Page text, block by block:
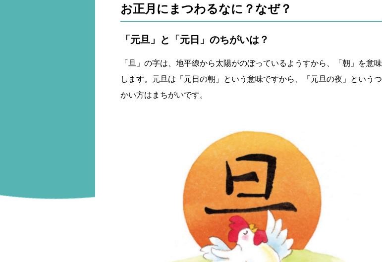
お正月にまつわるなに？なぜ？
「元旦」と「元日」のちがいは？
「旦」の字は、地平線から太陽がのぼっているようすから、「朝」を意味
します。元旦は「元日の朝」という意味ですから、「元旦の夜」というつ
かい方はまちがいです。